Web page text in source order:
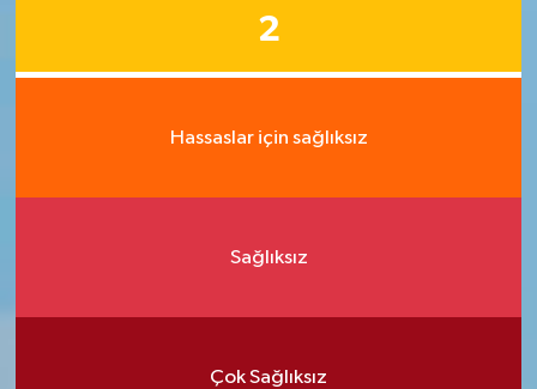
2
Hassaslar için sağlıksız
Sağlıksız
Çok Sağlıksız